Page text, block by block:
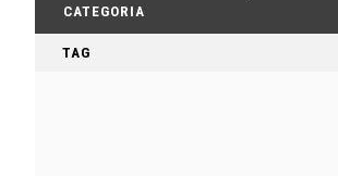
CATEGORIA
TAG